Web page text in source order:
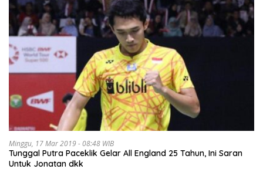
Minggu, 17 Mar 2019 - 08:48 WIB
Tunggal Putra Paceklik Gelar All England 25 Tahun, Ini Saran
Untuk Jonatan dkk